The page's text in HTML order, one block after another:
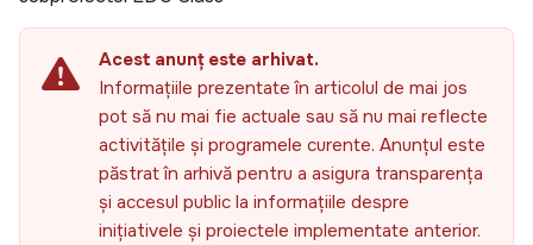
Acest anunț este arhivat.
Informațiile prezentate în articolul de mai jos
pot să nu mai fie actuale sau să nu mai reflecte
activitățile și programele curente. Anunțul este
păstrat în arhivă pentru a asigura transparența
și accesul public la informațiile despre
inițiativele și proiectele implementate anterior.